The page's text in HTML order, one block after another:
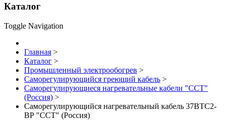
Каталог
Toggle Navigation
Главная >
Каталог >
Промышленный электрообогрев >
Саморегулирующийся греющий кабель >
Саморегулирующиеся нагревательные кабели "ССТ"
(Россия) >
Саморегулирующийся нагревательный кабель 37ВТС2-
BР "ССТ" (Россия)